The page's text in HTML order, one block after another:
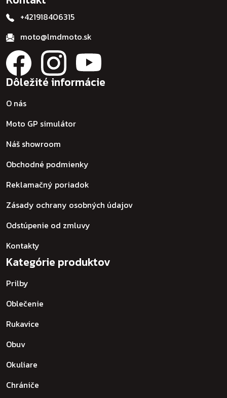
+421918406315
moto@lmdmoto.sk
Dôležité informácie
O nás
Moto GP simulátor
Náš showroom
Obchodné podmienky
Reklamačný poriadok
Zásady ochrany osobných údajov
Odstúpenie od zmluvy
Kontakty
Kategórie produktov
Prilby
Oblečenie
Rukavice
Obuv
Okuliare
Chrániče